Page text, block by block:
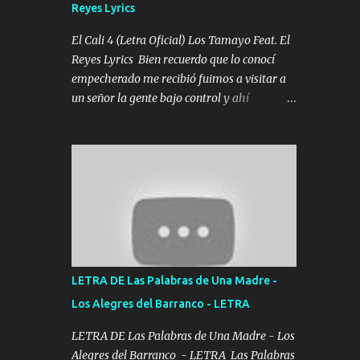
Tomense un buen trago Y así es como
empezamos los versos que voy cantando
(Music) A vido alta y bajas La carreta se
atora Pero nunca le aflojamos Ya me han
pasado cosas Y aunque ustedes no sepan
es...
Reyes Lyrics
El Cali 4 (Letra Oficial) Los Tamayo Feat. El
Reyes Lyrics Bien recuerdo que lo conocí
empecherado me recibió fuimos a visitar a
un señor la gente bajo control y ahí
reglas no secuestr0 no r0bar De La C giró la
orden nos comanda el doble P bien firmes
con Alto PRIETO y la camisa es color Verde y
peleam0s la Bandera por todita a la ciudad
con los drones patrullando la Frontera De
blancas ya hace falta mi APA FLACO verde
se le extraña pa que sepan Aquí Pura GENTE
DE LA RANA 🐸 POR CLAVE ES EL CALI 4
LETRA DE Las Palabras de Una Madre -
Los Alegres del Barranco - LETRA
LETRA DE Las Palabras de Una Madre - Los
Alegres del Barranco - LETRA Las Palabras